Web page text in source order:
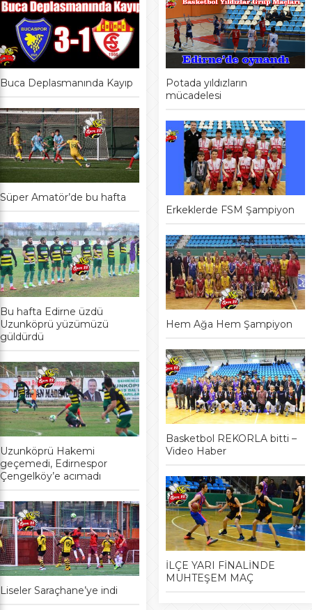
Buca Deplasmanında Kayıp
Süper Amatör’de bu hafta
Bu hafta Edirne üzdü
Uzunköprü yüzümüzü
güldürdü
Uzunköprü Hakemi
geçemedi, Edirnespor
Çengelköy’e acımadı
Liseler Saraçhane’ye indi
Potada yıldızların
mücadelesi
Erkeklerde FSM Şampiyon
Hem Ağa Hem Şampiyon
Basketbol REKORLA bitti –
Video Haber
İLÇE YARI FİNALİNDE
MUHTEŞEM MAÇ